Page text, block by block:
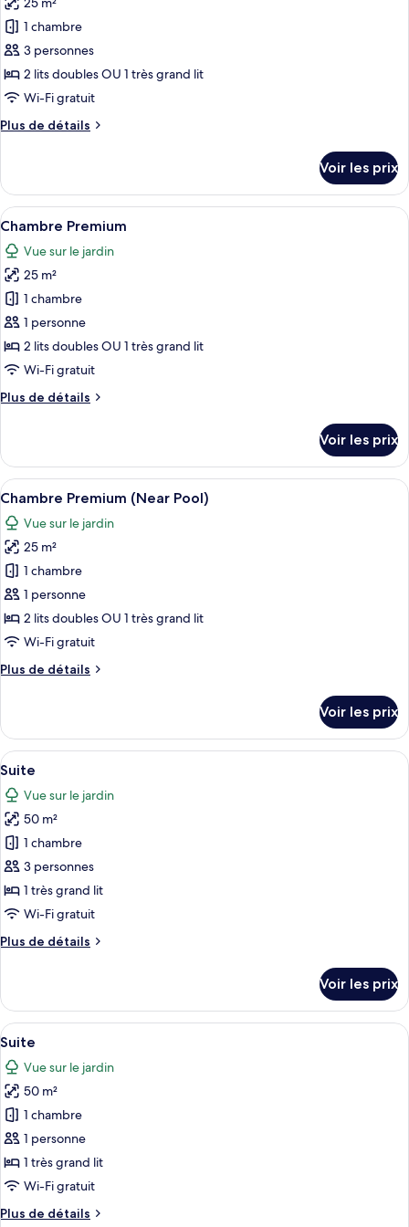
vue
océan
photos
pour
ce
type
de
chambre :
Chambre
Pool)
1 chambre
3 personnes
2 lits doubles OU 1 très grand lit
Wi-Fi gratuit
Plus de détails
Plus
le
type
de
Chambre
Premium
(Near
Pool)
Voir les prix
Afficher
toutes
les
photos
pour
ce
type
de
chambre :
Chambre
Une terrasse en bois avec un
8
Chambre Premium
Vue sur le jardin
25 m²
1 chambre
1 personne
2 lits doubles OU 1 très grand lit
Wi-Fi gratuit
Plus de détails
Plus
le
type
de
Chambre
Premium
Voir les prix
Afficher
toutes
les
photos
pour
ce
type
de
chambre :
Chambre
Pool)
Une chambre d’hôtel avec un lit,
8
Chambre Premium (Near Pool)
Vue sur le jardin
25 m²
1 chambre
1 personne
2 lits doubles OU 1 très grand lit
Wi-Fi gratuit
Plus de détails
Plus
le
type
de
Chambre
Premium
(Near
Pool)
Voir les prix
Afficher
toutes
les
photos
pour
ce
type
de
chambre :
Suite
Une chambre à coucher avec une
6
Suite
Vue sur le jardin
50 m²
1 chambre
3 personnes
1 très grand lit
Wi-Fi gratuit
Plus de détails
Plus
le
type
de
Suite
Voir les prix
Afficher
toutes
les
photos
pour
ce
type
de
chambre :
Suite
Une chambre à coucher avec une
6
Suite
Vue sur le jardin
50 m²
1 chambre
1 personne
1 très grand lit
Wi-Fi gratuit
Plus de détails
Plus